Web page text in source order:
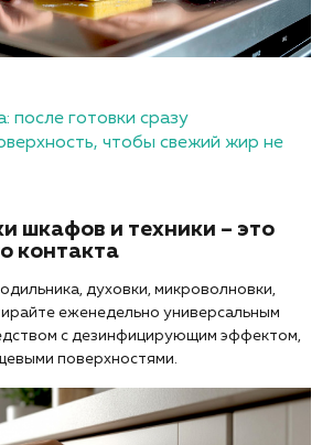
после готовки сразу
чтобы свежий жир не
шкафов и техники – это
контакта
духовки, микроволновки,
еженедельно универсальным
с дезинфицирующим эффектом,
поверхностями.